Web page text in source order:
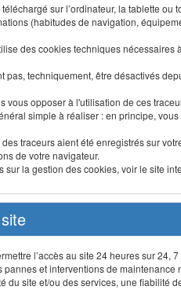
sur l’ordinateur, la tablette
(habitudes de navigation,
des cookies techniques
pas, techniquement, être désactivés
vous opposer à l'utilisation de ces
simple à réaliser : en principe,
traceurs aient été enregistrés sur
de votre navigateur.
sur la gestion des cookies, voir le site
l’accès au site 24 heures sur
et interventions de
du site et/ou des services, une fiabilité